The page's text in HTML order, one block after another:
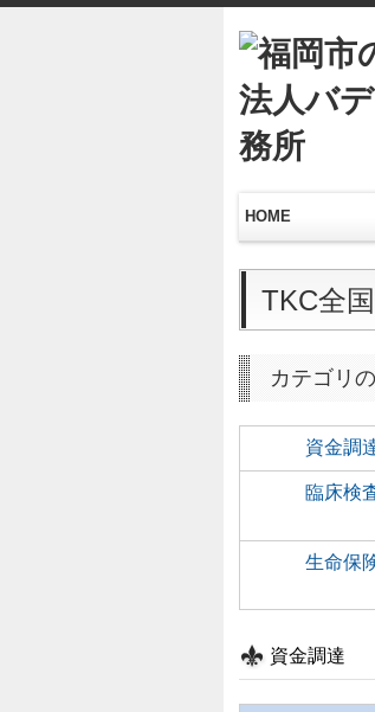
HOME
TKC全
カテゴリ
資金調
臨床検
生命保
資金調達